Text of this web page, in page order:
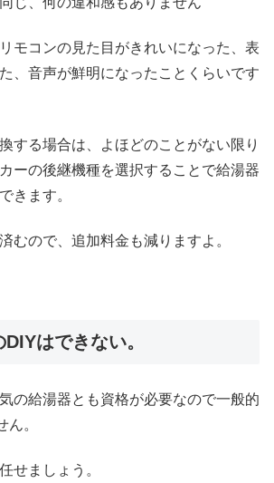
モコンの見た目がきれいになった、表
、音声が鮮明になったことくらいです
する場合は、よほどのことがない限り
ーの後継機種を選択することで給湯器
きます。
むので、追加料金も減りますよ。
はできない。
の給湯器とも資格が必要なので一般的
ん。
せましょう。